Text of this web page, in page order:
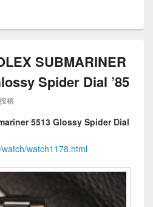
SUBMARINER
Spider Dial ’85
稿
5513 Glossy Spider Dial
watch1178.html